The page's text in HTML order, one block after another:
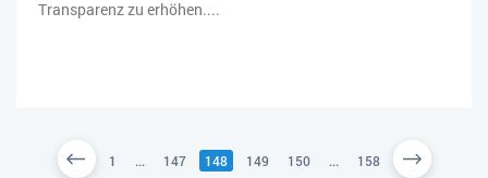
Transparenz zu erhöhen....
1 ... 147 148 149 150 ... 158